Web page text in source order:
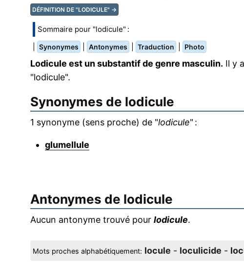
DÉFINITION DE "LODICULE" →
Sommaire pour "lodicule" :
Synonymes Antonymes Traduction Photo
Lodicule est un substantif de genre masculin. Il y
"lodicule".
Synonymes de lodicule
1 synonyme (sens proche) de "lodicule" :
glumellule
Antonymes de lodicule
Aucun antonyme trouvé pour lodicule.
Mots proches alphabétiquement: locule - loculicide -